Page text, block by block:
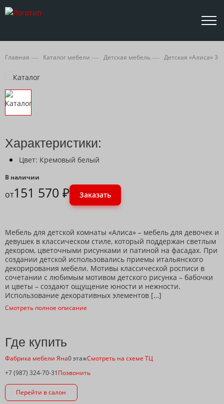
Главная Каталог мебели Детская мебель Детская «Алиса» 3
Характеристики:
Цвет: Кремовый белый
В наличии
от151 570 ₽ Заказать
Мебель для детской комнаты «Алиса» – мебель для девочек и
девушек в классическом стиле, который поддержан светлым
декором, цветочными рисунками и патиной на фасадах. При
создании детской использовались приемы итальянского
декорирования мебели. Мотивы классической росписи в
сочетании с любимым мотивом детского рисунка – бабочки
и цветы – создают ощущение юности и нежности.
Использование декоративных элементов […]
Смотреть полное описание
Где купить
Фабрика мебели Яна0 этажСмотреть на схеме ТЦ
+7 (987) 324-70-31Позвонить
Перейти в салон